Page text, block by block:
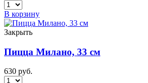
В корзину
Закрыть
Пицца Милано, 33 см
630 руб.